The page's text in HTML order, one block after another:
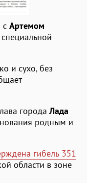
с Артемом
и сухо, без
города Лада
родным и
гибель 351
области в зоне